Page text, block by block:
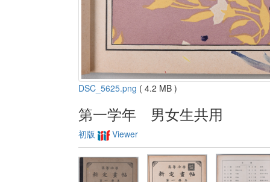
DSC_5625.png ( 4.2 MB )
第一学年 男女生共用
初版 Viewer